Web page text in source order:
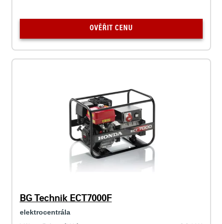
OVĚŘIT CENU
BG Technik ECT7000F
elektrocentrála